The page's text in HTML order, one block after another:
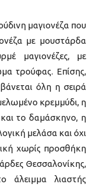
μαγιονέζα που
με μουστάρδα
μαγιονέζες, με
τρούφας. Επίσης,
όλη η σειρά
κρεμμύδι, η
το δαμάσκηνο, η
μελάσα και όχι
χωρίς προσθήκη
Θεσσαλονίκης,
άλειμμα λιαστής